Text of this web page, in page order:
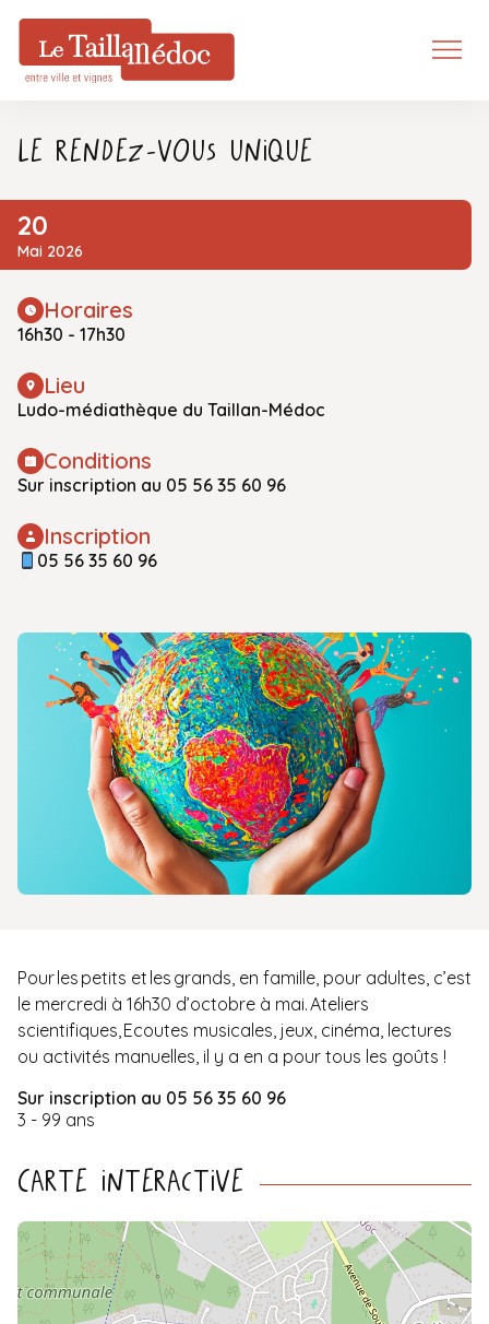
Le rendez-vous unique
20
Mai 2026
Horaires
16h30 - 17h30
Lieu
Ludo-médiathèque du Taillan-Médoc
Conditions
Sur inscription au 05 56 35 60 96
Inscription
05 56 35 60 96
Pour les petits et les grands, en famille, pour adultes, c’est
le mercredi à 16h30 d’octobre à mai. Ateliers
scientifiques, Ecoutes musicales, jeux, cinéma, lectures
ou activités manuelles, il y a en a pour tous les goûts !
Sur inscription au 05 56 35 60 96
3 - 99 ans
Carte interactive